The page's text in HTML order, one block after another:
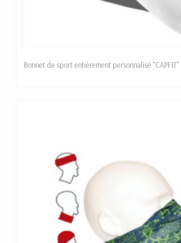
Bonnet de sport entièrement personnalisé